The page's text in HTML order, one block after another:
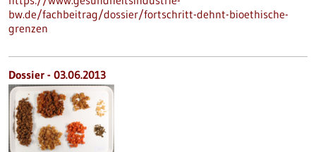
bw.de/fachbeitrag/dossier/fortschritt-dehnt-bioethische-
grenzen
Dossier - 03.06.2013